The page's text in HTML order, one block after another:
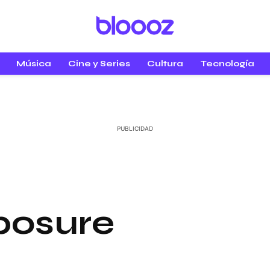
Música Cine y Series Cultura Tecnología